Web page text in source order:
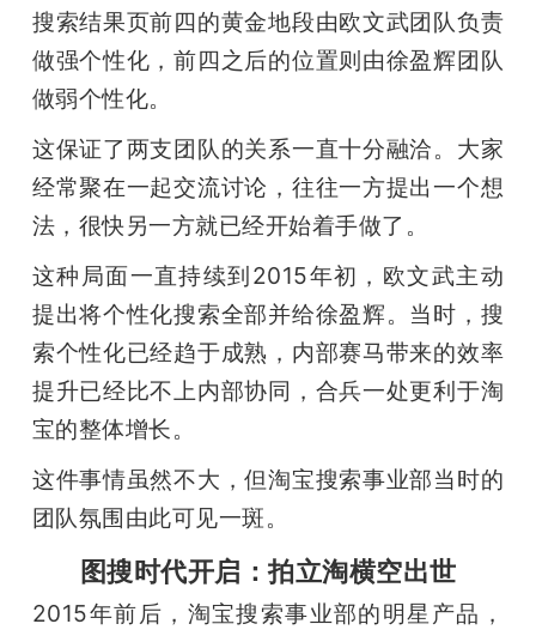
搜索结果页前四的黄金地段由欧文武团队负责
做强个性化，前四之后的位置则由徐盈辉团队
做弱个性化。
这保证了两支团队的关系一直十分融洽。大家
经常聚在一起交流讨论，往往一方提出一个想
法，很快另一方就已经开始着手做了。
这种局面一直持续到2015年初，欧文武主动
提出将个性化搜索全部并给徐盈辉。当时，搜
索个性化已经趋于成熟，内部赛马带来的效率
提升已经比不上内部协同，合兵一处更利于淘
宝的整体增长。
这件事情虽然不大，但淘宝搜索事业部当时的
团队氛围由此可见一斑。
图搜时代开启：拍立淘横空出世
2015年前后，淘宝搜索事业部的明星产品，